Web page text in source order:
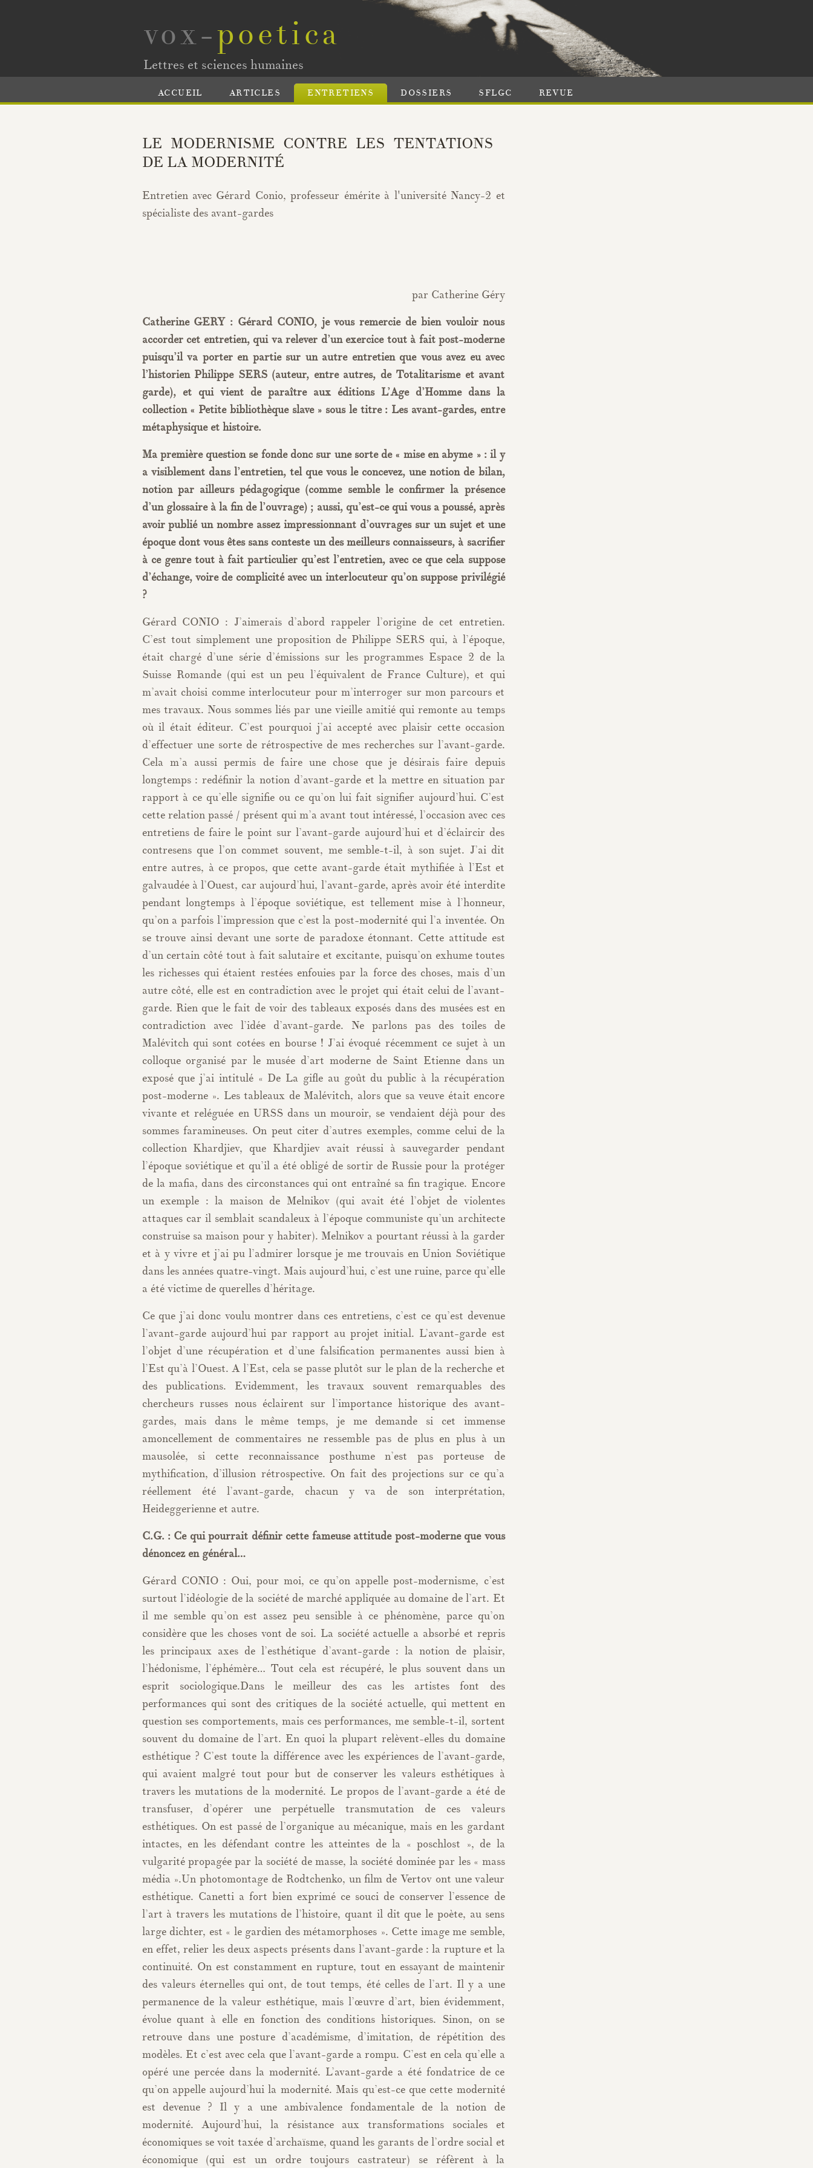
vox-poetica
Lettres et sciences humaines
ACCUEIL ARTICLES ENTRETIENS DOSSIERS SFLGC REVUE
LE MODERNISME CONTRE LES TENTATIONS
DE LA MODERNITÉ
Entretien avec Gérard Conio, professeur émérite à l'université Nancy-2 et
spécialiste des avant-gardes
par Catherine Géry
Catherine GERY : Gérard CONIO, je vous remercie de bien vouloir nous
accorder cet entretien, qui va relever d’un exercice tout à fait post-moderne
puisqu’il va porter en partie sur un autre entretien que vous avez eu avec
l’historien Philippe SERS (auteur, entre autres, de Totalitarisme et avant
garde), et qui vient de paraître aux éditions L’Age d’Homme dans la
collection « Petite bibliothèque slave » sous le titre : Les avant-gardes, entre
métaphysique et histoire.
Ma première question se fonde donc sur une sorte de « mise en abyme » : il y
a visiblement dans l’entretien, tel que vous le concevez, une notion de bilan,
notion par ailleurs pédagogique (comme semble le confirmer la présence
d’un glossaire à la fin de l’ouvrage) ; aussi, qu’est-ce qui vous a poussé, après
avoir publié un nombre assez impressionnant d’ouvrages sur un sujet et une
époque dont vous êtes sans conteste un des meilleurs connaisseurs, à sacrifier
à ce genre tout à fait particulier qu’est l’entretien, avec ce que cela suppose
d’échange, voire de complicité avec un interlocuteur qu’on suppose privilégié
?
Gérard CONIO : J’aimerais d’abord rappeler l’origine de cet entretien.
C’est tout simplement une proposition de Philippe SERS qui, à l’époque,
était chargé d’une série d’émissions sur les programmes Espace 2 de la
Suisse Romande (qui est un peu l’équivalent de France Culture), et qui
m’avait choisi comme interlocuteur pour m’interroger sur mon parcours et
mes travaux. Nous sommes liés par une vieille amitié qui remonte au temps
où il était éditeur. C’est pourquoi j’ai accepté avec plaisir cette occasion
d’effectuer une sorte de rétrospective de mes recherches sur l’avant-garde.
Cela m’a aussi permis de faire une chose que je désirais faire depuis
longtemps : redéfinir la notion d’avant-garde et la mettre en situation par
rapport à ce qu’elle signifie ou ce qu’on lui fait signifier aujourd’hui. C’est
cette relation passé / présent qui m’a avant tout intéressé, l’occasion avec ces
entretiens de faire le point sur l’avant-garde aujourd’hui et d’éclaircir des
contresens que l’on commet souvent, me semble-t-il, à son sujet. J’ai dit
entre autres, à ce propos, que cette avant-garde était mythifiée à l’Est et
galvaudée à l’Ouest, car aujourd’hui, l’avant-garde, après avoir été interdite
pendant longtemps à l’époque soviétique, est tellement mise à l’honneur,
qu’on a parfois l’impression que c’est la post-modernité qui l’a inventée. On
se trouve ainsi devant une sorte de paradoxe étonnant. Cette attitude est
d’un certain côté tout à fait salutaire et excitante, puisqu’on exhume toutes
les richesses qui étaient restées enfouies par la force des choses, mais d’un
autre côté, elle est en contradiction avec le projet qui était celui de l’avant-
garde. Rien que le fait de voir des tableaux exposés dans des musées est en
contradiction avec l’idée d’avant-garde. Ne parlons pas des toiles de
Malévitch qui sont cotées en bourse ! J’ai évoqué récemment ce sujet à un
colloque organisé par le musée d’art moderne de Saint Etienne dans un
exposé que j’ai intitulé « De La gifle au goût du public à la récupération
post-moderne ». Les tableaux de Malévitch, alors que sa veuve était encore
vivante et reléguée en URSS dans un mouroir, se vendaient déjà pour des
sommes faramineuses. On peut citer d’autres exemples, comme celui de la
collection Khardjiev, que Khardjiev avait réussi à sauvegarder pendant
l’époque soviétique et qu’il a été obligé de sortir de Russie pour la protéger
de la mafia, dans des circonstances qui ont entraîné sa fin tragique. Encore
un exemple : la maison de Melnikov (qui avait été l’objet de violentes
attaques car il semblait scandaleux à l’époque communiste qu’un architecte
construise sa maison pour y habiter). Melnikov a pourtant réussi à la garder
et à y vivre et j’ai pu l’admirer lorsque je me trouvais en Union Soviétique
dans les années quatre-vingt. Mais aujourd’hui, c’est une ruine, parce qu’elle
a été victime de querelles d’héritage.
Ce que j’ai donc voulu montrer dans ces entretiens, c’est ce qu’est devenue
l’avant-garde aujourd’hui par rapport au projet initial. L’avant-garde est
l’objet d’une récupération et d’une falsification permanentes aussi bien à
l’Est qu’à l’Ouest. A l’Est, cela se passe plutôt sur le plan de la recherche et
des publications. Evidemment, les travaux souvent remarquables des
chercheurs russes nous éclairent sur l’importance historique des avant-
gardes, mais dans le même temps, je me demande si cet immense
amoncellement de commentaires ne ressemble pas de plus en plus à un
mausolée, si cette reconnaissance posthume n’est pas porteuse de
mythification, d’illusion rétrospective. On fait des projections sur ce qu’a
réellement été l’avant-garde, chacun y va de son interprétation,
Heideggerienne et autre.
C.G. : Ce qui pourrait définir cette fameuse attitude post-moderne que vous
dénoncez en général…
Gérard CONIO : Oui, pour moi, ce qu’on appelle post-modernisme, c’est
surtout l’idéologie de la société de marché appliquée au domaine de l’art. Et
il me semble qu’on est assez peu sensible à ce phénomène, parce qu’on
considère que les choses vont de soi. La société actuelle a absorbé et repris
les principaux axes de l’esthétique d’avant-garde : la notion de plaisir,
l’hédonisme, l’éphémère… Tout cela est récupéré, le plus souvent dans un
esprit sociologique.Dans le meilleur des cas les artistes font des
performances qui sont des critiques de la société actuelle, qui mettent en
question ses comportements, mais ces performances, me semble-t-il, sortent
souvent du domaine de l’art. En quoi la plupart relèvent-elles du domaine
esthétique ? C’est toute la différence avec les expériences de l’avant-garde,
qui avaient malgré tout pour but de conserver les valeurs esthétiques à
travers les mutations de la modernité. Le propos de l’avant-garde a été de
transfuser, d’opérer une perpétuelle transmutation de ces valeurs
esthétiques. On est passé de l’organique au mécanique, mais en les gardant
intactes, en les défendant contre les atteintes de la « poschlost », de la
vulgarité propagée par la société de masse, la société dominée par les « mass
média ».Un photomontage de Rodtchenko, un film de Vertov ont une valeur
esthétique. Canetti a fort bien exprimé ce souci de conserver l’essence de
l’art à travers les mutations de l’histoire, quant il dit que le poète, au sens
large dichter, est « le gardien des métamorphoses ». Cette image me semble,
en effet, relier les deux aspects présents dans l’avant-garde : la rupture et la
continuité. On est constamment en rupture, tout en essayant de maintenir
des valeurs éternelles qui ont, de tout temps, été celles de l’art. Il y a une
permanence de la valeur esthétique, mais l’œuvre d’art, bien évidemment,
évolue quant à elle en fonction des conditions historiques. Sinon, on se
retrouve dans une posture d’académisme, d’imitation, de répétition des
modèles. Et c’est avec cela que l’avant-garde a rompu. C’est en cela qu’elle a
opéré une percée dans la modernité. L’avant-garde a été fondatrice de ce
qu’on appelle aujourd’hui la modernité. Mais qu’est-ce que cette modernité
est devenue ? Il y a une ambivalence fondamentale de la notion de
modernité. Aujourd’hui, la résistance aux transformations sociales et
économiques se voit taxée d’archaïsme, quand les garants de l’ordre social et
économique (qui est un ordre toujours castrateur) se réfèrent à la